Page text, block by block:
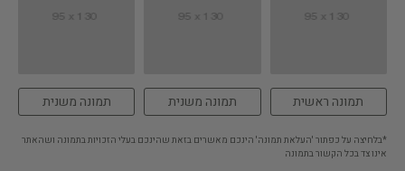
תמונה ראשית תמונה משנית תמונה משנית
*בלחיצה על כפתור 'העלאת תמונה' הינכם מאשרים בזאת שהינכם בעלי הזכויות בתמונה ושהאתר
אינו צד בכל הקשור בתמונה